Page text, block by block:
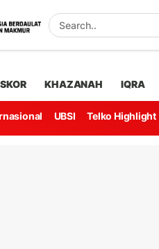
SKOR KHAZANAH IQRA
UBSI Telko Highlight